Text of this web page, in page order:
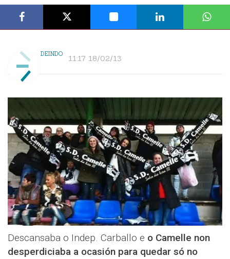
DEINDO 11:17 18/02/13
Descansaba o Indep. Carballo e o Camelle non
desperdiciaba a ocasión para quedar só no